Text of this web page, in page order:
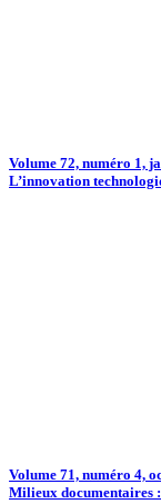
Volume 72, numéro 1,
L’innovation
Volume 71, numéro 4,
Milieux documentaires